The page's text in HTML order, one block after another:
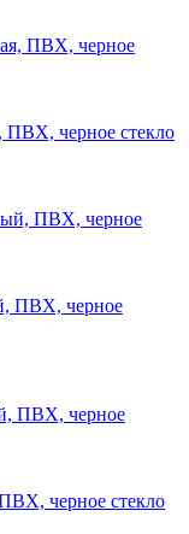
ПВХ, черное стекло
ПВХ, черное
черное стекло